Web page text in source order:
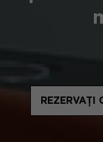
REZERVAȚI